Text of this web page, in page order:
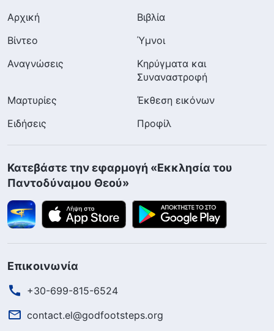
Αρχική
Βιβλία
Βίντεο
Ύμνοι
Αναγνώσεις
Κηρύγματα και
Συναναστροφή
Μαρτυρίες
Έκθεση εικόνων
Ειδήσεις
Προφίλ
Κατεβάστε την εφαρμογή «Εκκλησία του
Παντοδύναμου Θεού»
Επικοινωνία
+30-699-815-6524
contact.el@godfootsteps.org